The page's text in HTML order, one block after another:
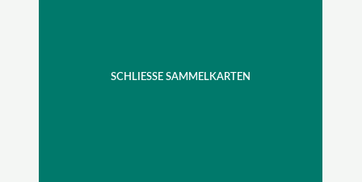
SCHLIESSE SAMMELKARTEN